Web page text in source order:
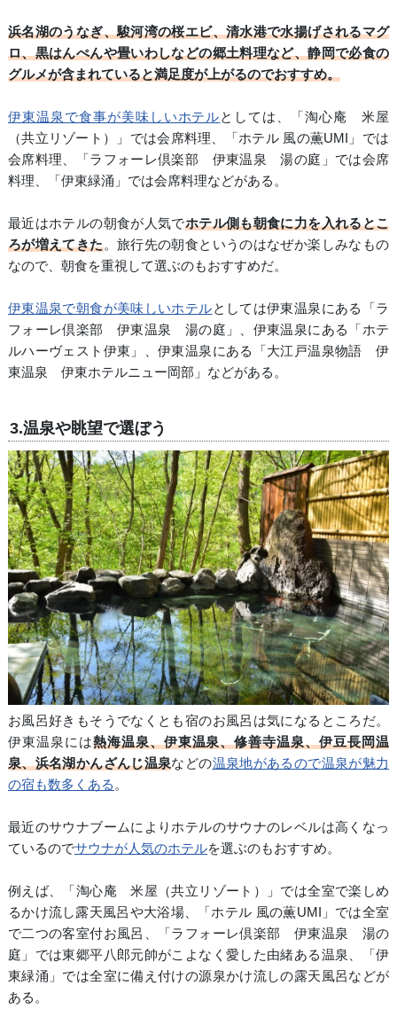
浜名湖のうなぎ、駿河湾の桜エビ、清水港で水揚げされるマグ
ロ、黒はんぺんや畳いわしなどの郷土料理など、静岡で必食の
グルメが含まれていると満足度が上がるのでおすすめ。
伊東温泉で食事が美味しいホテルとしては、「淘心庵 米屋
（共立リゾート）」では会席料理、「ホテル 風の薫UMI」では
会席料理、「ラフォーレ倶楽部 伊東温泉 湯の庭」では会席
料理、「伊東緑涌」では会席料理などがある。
最近はホテルの朝食が人気でホテル側も朝食に力を入れるとこ
ろが増えてきた。旅行先の朝食というのはなぜか楽しみなもの
なので、朝食を重視して選ぶのもおすすめだ。
伊東温泉で朝食が美味しいホテルとしては伊東温泉にある「ラ
フォーレ倶楽部 伊東温泉 湯の庭」、伊東温泉にある「ホテ
ルハーヴェスト伊東」、伊東温泉にある「大江戸温泉物語 伊
東温泉 伊東ホテルニュー岡部」などがある。
3.温泉や眺望で選ぼう
お風呂好きもそうでなくとも宿のお風呂は気になるところだ。
伊東温泉には熱海温泉、伊東温泉、修善寺温泉、伊豆長岡温
泉、浜名湖かんざんじ温泉などの温泉地があるので温泉が魅力
の宿も数多くある 。
最近のサウナブームによりホテルのサウナのレベルは高くなっ
ているのでサウナが人気のホテルを選ぶのもおすすめ。
例えば、「淘心庵 米屋（共立リゾート）」では全室で楽しめ
るかけ流し露天風呂や大浴場、「ホテル 風の薫UMI」では全室
で二つの客室付お風呂、「ラフォーレ倶楽部 伊東温泉 湯の
庭」では東郷平八郎元帥がこよなく愛した由緒ある温泉、「伊
東緑涌」では全室に備え付けの源泉かけ流しの露天風呂などが
ある。